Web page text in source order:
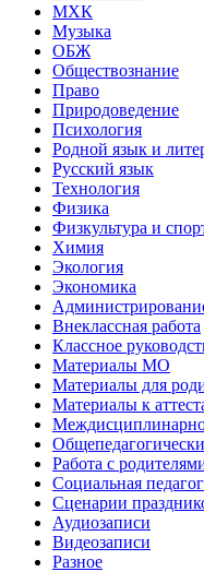
МХК
Музыка
ОБЖ
Обществознание
Право
Природоведение
Психология
Родной язык и
Русский язык
Технология
Физика
Физкультура и
Химия
Экология
Экономика
Внеклассная работа
Классное
Материалы МО
Материалы для
Материалы к
Работа с
Социальная
Сценарии
Аудиозаписи
Видеозаписи
Разное